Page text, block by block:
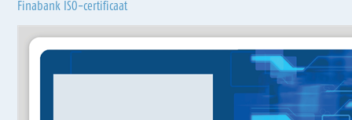
Finabank ISO-certificaat